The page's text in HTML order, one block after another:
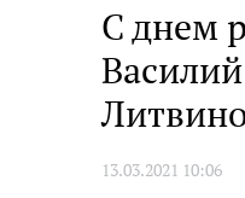
С днем
13.03.2021 10:06